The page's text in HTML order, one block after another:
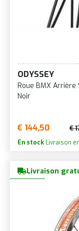
ODYSSEY
Roue BMX
Noir
€ 144,50 €
En stock Livraison
Livraison